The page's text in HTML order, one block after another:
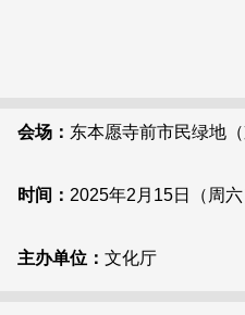
会场： 东本愿寺前市民绿地
时间： 2025年2月15日（周
主办单位： 文化厅